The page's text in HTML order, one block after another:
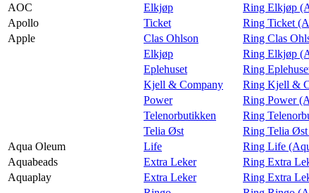
AOC
Elkjøp Ring Elkjøp
Apollo
Ticket Ring Ticket
Apple
Clas Ohlson Ring Clas
Elkjøp
Ring Elkjøp
Eplehuset
Ring
Kjell & Company
Ring Kjell &
Power
Ring Power
Telenorbutikken
Ring
Telia Øst
Ring Telia
Aqua Oleum
Life Ring Life
Aquabeads
Extra Leker Ring Extra
Aquaplay
Extra Leker Ring Extra